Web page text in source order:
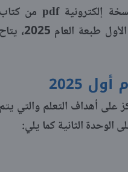
إلكترونيةpdf من كتاب
الأضواء في الدراسات الاجتماعية للصف الثاني الإعدادي الفصل الدراسي الأول طبعة العام 2025، يتاح
2025
أهداف التعلم والتي يتم
الوحدة الثانية كما يلي: